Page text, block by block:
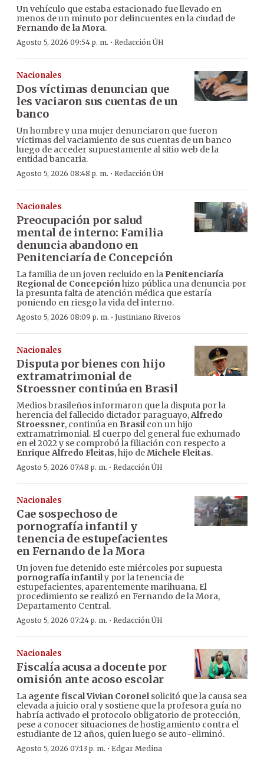
Un vehículo que estaba estacionado fue llevado en
menos de un minuto por delincuentes en la ciudad de
Fernando de la Mora.
Agosto 5, 2026 09:54 p. m. · Redacción ÚH
Nacionales
Dos víctimas denuncian que
les vaciaron sus cuentas de un
banco
Un hombre y una mujer denunciaron que fueron
víctimas del vaciamiento de sus cuentas de un banco
luego de acceder supuestamente al sitio web de la
entidad bancaria.
Agosto 5, 2026 08:48 p. m. · Redacción ÚH
Nacionales
Preocupación por salud
mental de interno: Familia
denuncia abandono en
Penitenciaría de Concepción
La familia de un joven recluido en la Penitenciaría
Regional de Concepciónhizo pública una denuncia por
la presunta falta de atención médica que estaría
poniendo en riesgo la vida del interno.
Agosto 5, 2026 08:09 p. m. · Justiniano Riveros
Nacionales
Disputa por bienes con hijo
extramatrimonial de
Stroessner continúa en Brasil
Medios brasileños informaron que la disputa por la
herencia del fallecido dictador paraguayo,Alfredo
Stroessner, continúa en Brasilcon un hijo
extramatrimonial. El cuerpo del general fue exhumado
en el 2022 y se comprobó la filiación con respecto a
Enrique Alfredo Fleitas, hijo deMichele Fleitas.
Agosto 5, 2026 07:48 p. m. · Redacción ÚH
Nacionales
Cae sospechoso de
pornografía infantil y
tenencia de estupefacientes
en Fernando de la Mora
Un joven fue detenido este miércoles por supuesta
pornografía infantily por la tenencia de
estupefacientes, aparentemente marihuana. El
procedimiento se realizó en Fernando de la Mora,
Departamento Central.
Agosto 5, 2026 07:24 p. m. · Redacción ÚH
Nacionales
Fiscalía acusa a docente por
omisión ante acoso escolar
La agente fiscal Vivian Coronelsolicitó que la causa sea
elevada a juicio oral y sostiene que la profesora guía no
habría activado el protocolo obligatorio de protección,
pese a conocer situaciones de hostigamiento contra el
estudiante de 12 años, quien luego se auto-eliminó.
Agosto 5, 2026 07:13 p. m. · Edgar Medina